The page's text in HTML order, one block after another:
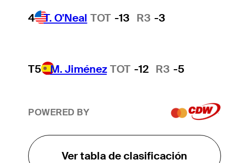
4 T. O'Neal TOT -13 R3 -3
T5 M. Jiménez TOT -12 R3 -5
POWERED BY
Ver tabla de clasificación